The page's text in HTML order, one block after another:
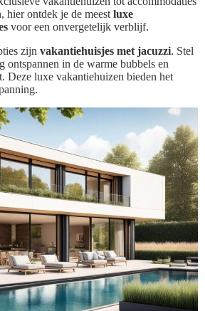
hier ontdek je de meest luxe
voor een onvergetelijk verblijf.
zijn vakantiehuisjes met jacuzzi. Stel
ontspannen in de warme bubbels en
Deze luxe vakantiehuizen bieden het